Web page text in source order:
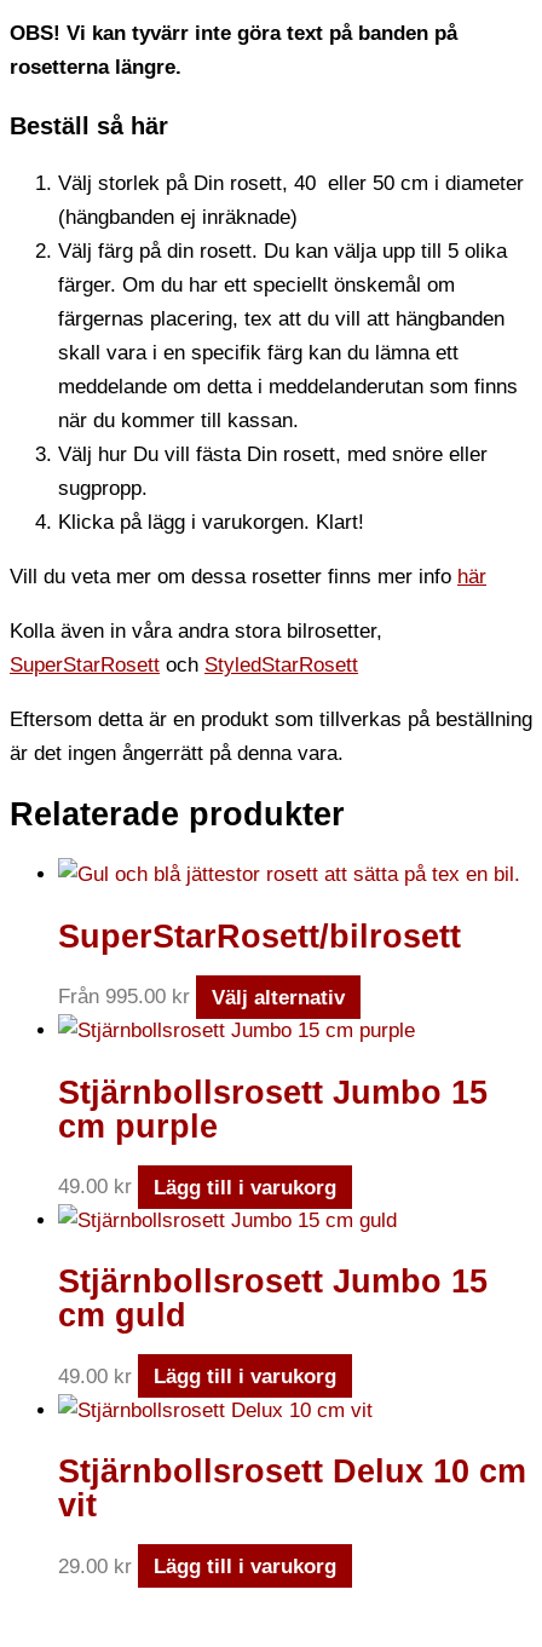
OBS! Vi kan tyvärr inte göra text på banden på
rosetterna längre.
Beställ så här
Välj storlek på Din rosett, 40 eller 50 cm i diameter
(hängbanden ej inräknade)
Välj färg på din rosett. Du kan välja upp till 5 olika
färger. Om du har ett speciellt önskemål om
färgernas placering, tex att du vill att hängbanden
skall vara i en specifik färg kan du lämna ett
meddelande om detta i meddelanderutan som finns
när du kommer till kassan.
Välj hur Du vill fästa Din rosett, med snöre eller
sugpropp.
Klicka på lägg i varukorgen. Klart!
Vill du veta mer om dessa rosetter finns mer info här
Kolla även in våra andra stora bilrosetter,
SuperStarRosett och StyledStarRosett
Eftersom detta är en produkt som tillverkas på beställning
är det ingen ångerrätt på denna vara.
Relaterade produkter
SuperStarRosett/bilrosett
Från 995.00 kr Välj alternativ
Stjärnbollsrosett Jumbo 15
cm purple
49.00 kr Lägg till i varukorg
Stjärnbollsrosett Jumbo 15
cm guld
49.00 kr Lägg till i varukorg
Stjärnbollsrosett Delux 10 cm
vit
29.00 kr Lägg till i varukorg